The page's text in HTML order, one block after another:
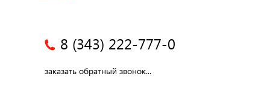
8 (343) 222-777-0
заказать обратный звонок...